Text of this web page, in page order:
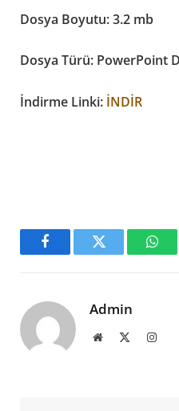
Dosya Boyutu: 3.2 mb
Dosya Türü: PowerPoint
İndirme Linki: İNDİR
FacebookTwitter
Admin
Website